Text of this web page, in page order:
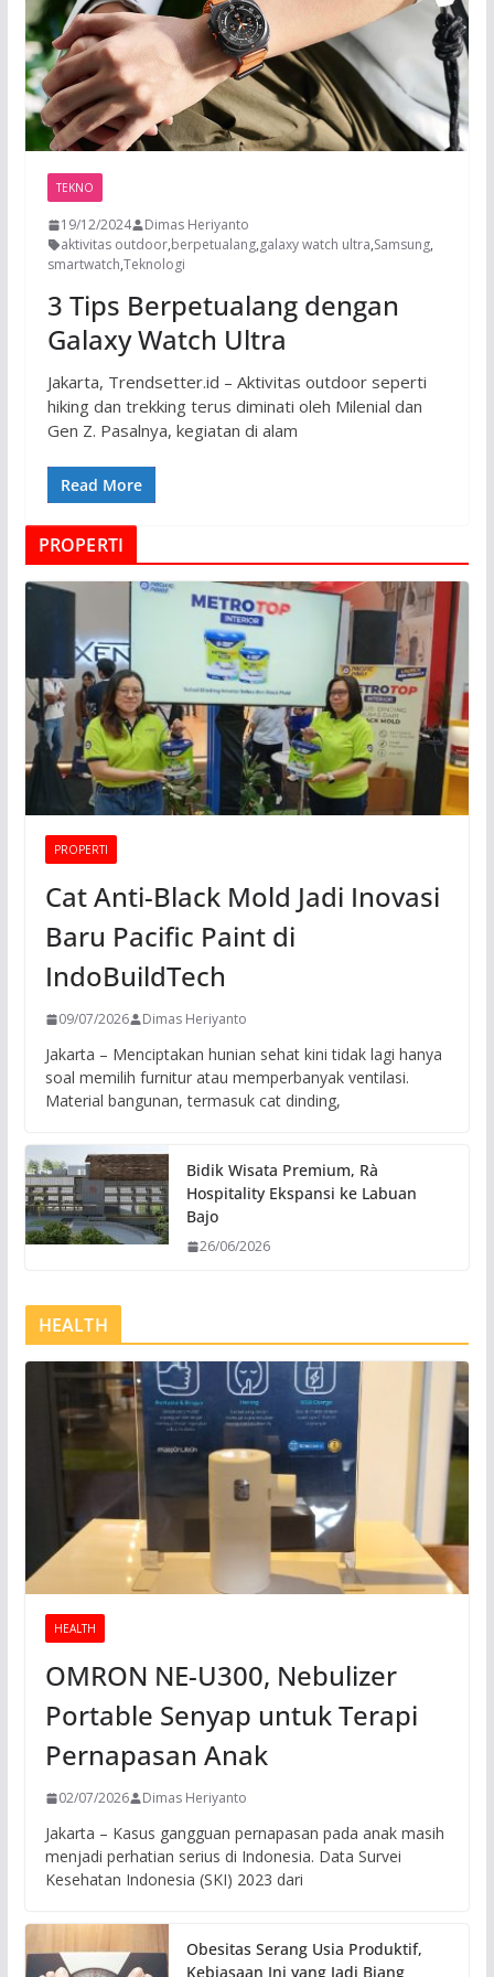
TEKNO
19/12/2024
Dimas Heriyanto
aktivitas outdoor,berpetualang,galaxy watch ultra,Samsung,
smartwatch,Teknologi
3 Tips Berpetualang dengan
Galaxy Watch Ultra
Jakarta, Trendsetter.id – Aktivitas outdoor seperti
hiking dan trekking terus diminati oleh Milenial dan
Gen Z. Pasalnya, kegiatan di alam
Read More
PROPERTI
PROPERTI
Cat Anti-Black Mold Jadi Inovasi
Baru Pacific Paint di
IndoBuildTech
09/07/2026 Dimas Heriyanto
Jakarta – Menciptakan hunian sehat kini tidak lagi hanya
soal memilih furnitur atau memperbanyak ventilasi.
Material bangunan, termasuk cat dinding,
Bidik Wisata Premium, Rà
Hospitality Ekspansi ke Labuan
Bajo
26/06/2026
HEALTH
HEALTH
OMRON NE-U300, Nebulizer
Portable Senyap untuk Terapi
Pernapasan Anak
02/07/2026 Dimas Heriyanto
Jakarta – Kasus gangguan pernapasan pada anak masih
menjadi perhatian serius di Indonesia. Data Survei
Kesehatan Indonesia (SKI) 2023 dari
Obesitas Serang Usia Produktif,
Kebiasaan Ini yang Jadi Biang